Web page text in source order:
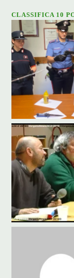
CLASSIFICA 10